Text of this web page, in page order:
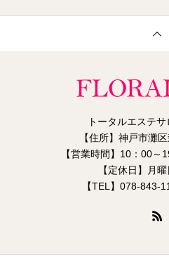
トータルエステサ
【住所】神戸市灘
【営業時間】10：00～
【定休日】月
【TEL】078-843-